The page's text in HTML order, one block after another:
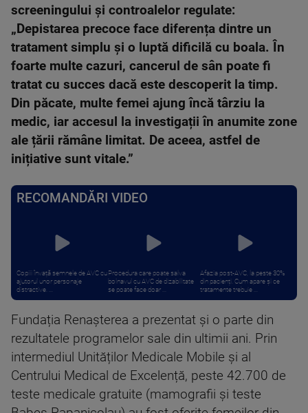
screeningului și controalelor regulate:
„Depistarea precoce face diferența dintre un
tratament simplu și o luptă dificilă cu boala. În
foarte multe cazuri, cancerul de sân poate fi
tratat cu succes dacă este descoperit la timp.
Din păcate, multe femei ajung încă târziu la
medic, iar accesul la investigații în anumite zone
ale țării rămâne limitat. De aceea, astfel de
inițiative sunt vitale.”
RECOMANDĂRI VIDEO
Copiii învață semnele de AVC cu
ajutorul unor personaje
distractive. ...
Procedura care poate salva
bolnavul cu AVC de dizabilitate
se poate face doar ...
Afazia post-AVC, la peste 30%
din pacienți. Cum apare și ce
tratamente trebuie ...
Fundația Renașterea a prezentat și o parte din
rezultatele programelor sale din ultimii ani. Prin
intermediul Unităților Medicale Mobile și al
Centrului Medical de Excelență, peste 42.700 de
teste medicale gratuite (mamografii și teste